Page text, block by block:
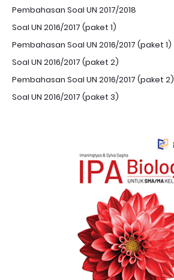
Pembahasan Soal UN 2017/2018
Soal UN 2016/2017 (paket 1)
Pembahasan Soal UN 2016/2017 (paket 1)
Soal UN 2016/2017 (paket 2)
Pembahasan Soal UN 2016/2017 (paket 2)
Soal UN 2016/2017 (paket 3)